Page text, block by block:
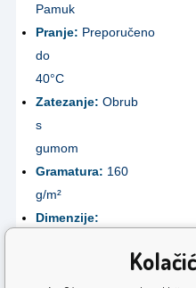
Pamuk
Pranje: Preporučeno
do
40°C
Zatezanje: Obrub
s
gumom
Gramatura: 160
g/m²
Dimenzije: